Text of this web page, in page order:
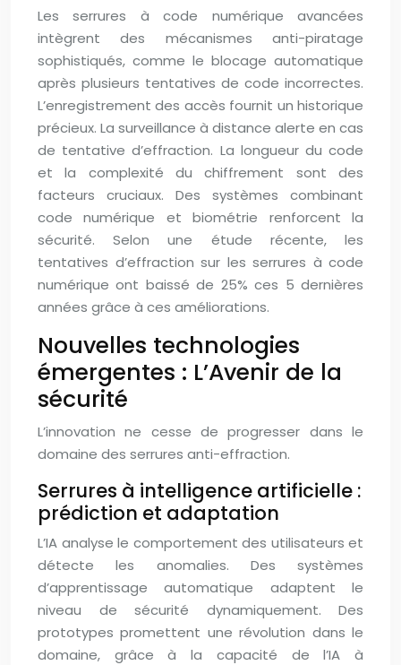
Les serrures à code numérique avancées
intègrent des mécanismes anti-piratage
sophistiqués, comme le blocage automatique
après plusieurs tentatives de code incorrectes.
L’enregistrement des accès fournit un historique
précieux. La surveillance à distance alerte en cas
de tentative d’effraction. La longueur du code
et la complexité du chiffrement sont des
facteurs cruciaux. Des systèmes combinant
code numérique et biométrie renforcent la
sécurité. Selon une étude récente, les
tentatives d’effraction sur les serrures à code
numérique ont baissé de 25% ces 5 dernières
années grâce à ces améliorations.
Nouvelles technologies
émergentes : L’Avenir de la
sécurité
L’innovation ne cesse de progresser dans le
domaine des serrures anti-effraction.
Serrures à intelligence artificielle :
prédiction et adaptation
L’IA analyse le comportement des utilisateurs et
détecte les anomalies. Des systèmes
d’apprentissage automatique adaptent le
niveau de sécurité dynamiquement. Des
prototypes promettent une révolution dans le
domaine, grâce à la capacité de l’IA à